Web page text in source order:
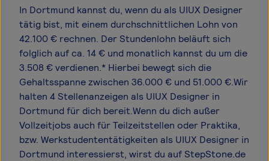
In Dortmund kannst du, wenn du als UIUX Designer
tätig bist, mit einem durchschnittlichen Lohn von
42.100 € rechnen. Der Stundenlohn beläuft sich
folglich auf ca. 14 € und monatlich kannst du um die
3.508 € verdienen.* Hierbei bewegt sich die
Gehaltsspanne zwischen 36.000 € und 51.000 €.Wir
halten 4 Stellenanzeigen als UIUX Designer in
Dortmund für dich bereit.Wenn du dich außer
Vollzeitjobs auch für Teilzeitstellen oder Praktika,
bzw. Werkstudententätigkeiten als UIUX Designer in
Dortmund interessierst, wirst du auf StepStone.de